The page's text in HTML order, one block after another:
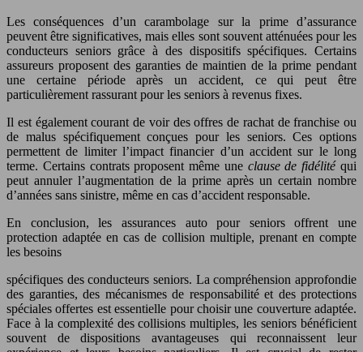
Les conséquences d’un carambolage sur la prime d’assurance
peuvent être significatives, mais elles sont souvent atténuées pour les
conducteurs seniors grâce à des dispositifs spécifiques. Certains
assureurs proposent des garanties de maintien de la prime pendant
une certaine période après un accident, ce qui peut être
particulièrement rassurant pour les seniors à revenus fixes.
Il est également courant de voir des offres de rachat de franchise ou
de malus spécifiquement conçues pour les seniors. Ces options
permettent de limiter l’impact financier d’un accident sur le long
terme. Certains contrats proposent même une clause de fidélitéqui
peut annuler l’augmentation de la prime après un certain nombre
d’années sans sinistre, même en cas d’accident responsable.
En conclusion, les assurances auto pour seniors offrent une
protection adaptée en cas de collision multiple, prenant en compte
les besoins
spécifiques des conducteurs seniors. La compréhension approfondie
des garanties, des mécanismes de responsabilité et des protections
spéciales offertes est essentielle pour choisir une couverture adaptée.
Face à la complexité des collisions multiples, les seniors bénéficient
souvent de dispositions avantageuses qui reconnaissent leur